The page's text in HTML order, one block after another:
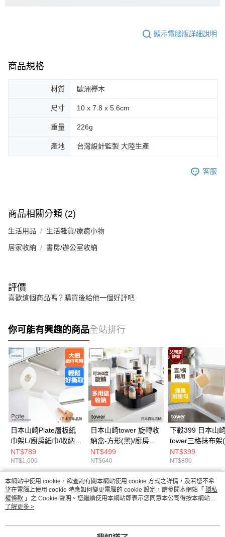
顯示電腦版詳細說明
商品規格
材質 歐洲櫸木
尺寸 10 x 7.8 x 5.6cm
重量 226g
產地 台灣設計監製 大陸生產
客服
商品相關分類 (2)
生活用品 生活雜貨/療癒小物
居家收納 書房/辦公室收納
評價
喜歡這個商品嗎？購買後給他一個好評吧
你可能有興趣的商品全站排行
日本山崎Plate層板紙
巾架L/廚房紙巾/收納
架/廚房收納/層板收納
NT$789
NT$1,000
日本山崎tower 旋轉收
納盒-方形(黑)/廚房收
納盒/調味料架/廚房收
納
NT$499
NT$640
下殺399 日本山
tower三格抹布架
抹布架/抹布收納/
收納架/毛巾架
NT$399
NT$800
熱門標籤
本網站中使用 cookie，欲查詢有關本網站使用 cookie 方式之詳情，及若您不希
望在電腦上使用 cookie 時應如何變更電腦的 cookie 設定，請參閱本網站「 隱私
權條款 」之 Cookie 聲明。您繼續使用本網站即表示您同意本公司得按本網站使
用條款之 Cookie 聲明使用 cookie。
了解更多 >